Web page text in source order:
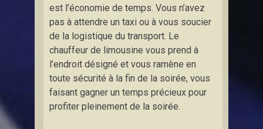
est l’économie de temps. Vous n’avez
pas à attendre un taxi ou à vous soucier
de la logistique du transport. Le
chauffeur de limousine vous prend à
l’endroit désigné et vous ramène en
toute sécurité à la fin de la soirée, vous
faisant gagner un temps précieux pour
profiter pleinement de la soirée.